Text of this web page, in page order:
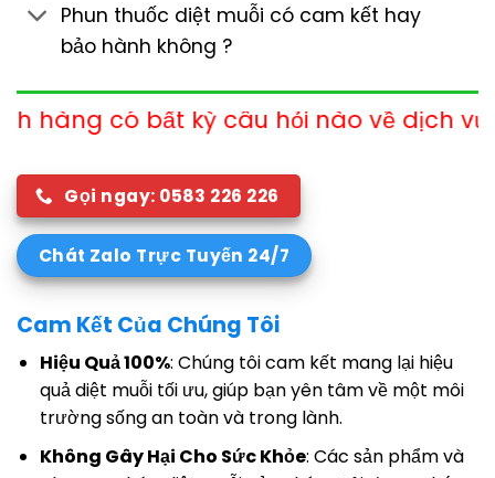
Phun thuốc diệt muỗi có cam kết hay
bảo hành không ?
kỳ câu hỏi nào về dịch vụ xin vui lòng
Gọi ngay: 0583 226 226
Chát Zalo Trực Tuyến 24/7
Cam Kết Của Chúng Tôi
Hiệu Quả 100%: Chúng tôi cam kết mang lại hiệu
quả diệt muỗi tối ưu, giúp bạn yên tâm về một môi
trường sống an toàn và trong lành.
Không Gây Hại Cho Sức Khỏe: Các sản phẩm và